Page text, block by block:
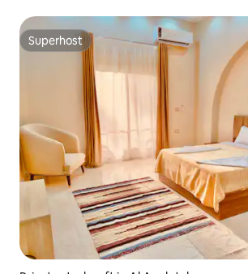
Superhost
Superhost